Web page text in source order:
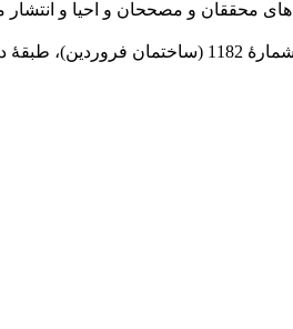
ش به قصد حمایت از كوشش‌های محققان و
دوم